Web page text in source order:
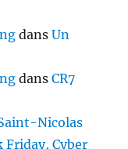
dansUn
dansCR7
Nicolas
Friday, Cyber